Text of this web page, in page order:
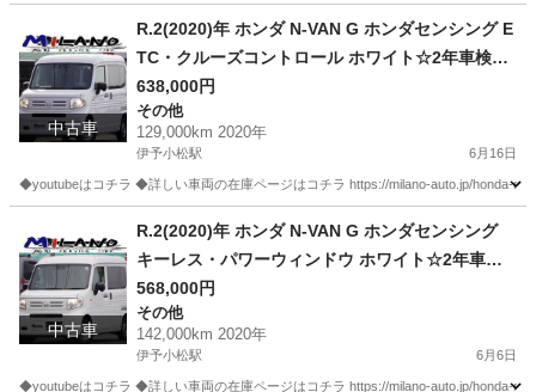
伊予小松駅 キャリイ
中古車
R.2(2020)年 ホンダ N-VAN G ホンダセンシング E
TC・クルーズコントロール ホワイト☆2年車検付
き・整備渡・1年保証付☆129,000km
638,000円
その他
129,000km 2020年
伊予小松駅 6月16日
◆youtubeはコチラ ◆詳しい車両の在庫ページはコチラ https://milano-auto.jp/honda-n-
伊予小松駅 その他
中古車
R.2(2020)年 ホンダ N-VAN G ホンダセンシング
キーレス・パワーウィンドウ ホワイト☆2年車検
付き・整備渡・1年保証付☆
568,000円
その他
142,000km 2020年
伊予小松駅 6月6日
◆youtubeはコチラ ◆詳しい車両の在庫ページはコチラ https://milano-auto.jp/honda-n-